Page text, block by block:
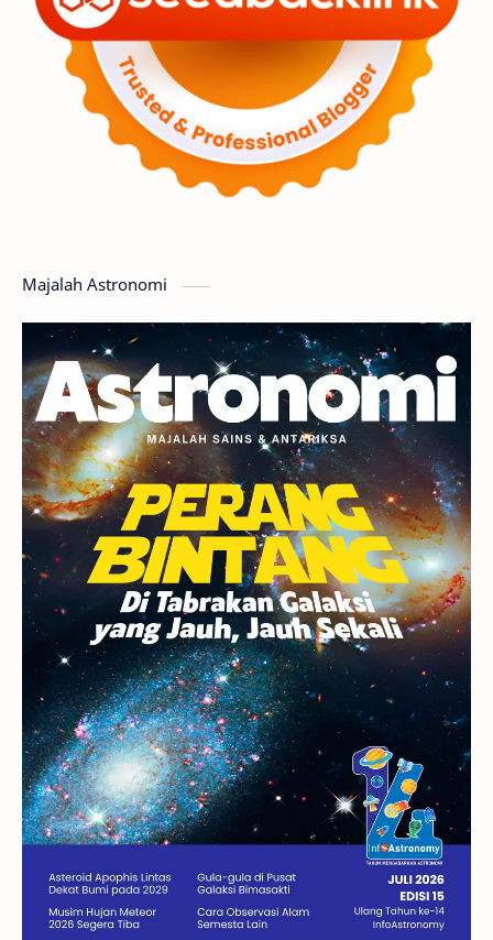
Luar Angkasa Video Aurora
Supernova Nebula Sponsored
Mars Planet Katai
GMT 2016
Planet Kerdil Bumi Pengetahuan
Berita Hujan Meteor Satelit Alami
Rasi Bintang Teleskop Saturnus
GBT 2018 UFO Advertorial
Astrofotografi
Stasiun Luar Angkasa Internasional
Gugus Bintang Menarik Dibaca
Venus Pluto Galaksi Kerdil
Gambar Harian Titan
Bintang Neutron Hubble Tips
Juno Bintang Biner
Majalah Astronomi